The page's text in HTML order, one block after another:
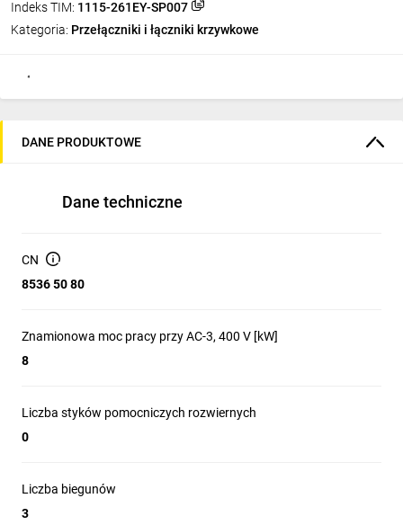
Indeks TIM: 1115-261EY-SP007
Kategoria: Przełączniki i łączniki krzywkowe
DANE PRODUKTOWE
Dane techniczne
CN
8536 50 80
Znamionowa moc pracy przy AC-3, 400 V [kW]
8
Liczba styków pomocniczych rozwiernych
0
Liczba biegunów
3